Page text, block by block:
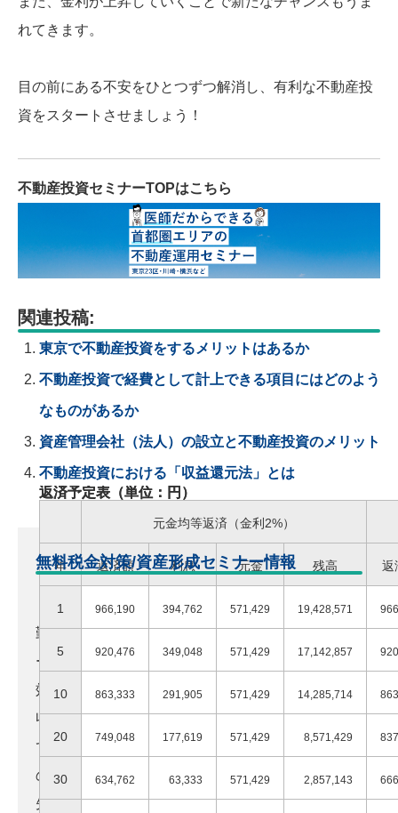
返済予定表（単位：円）
元利均等返済（金利2％）
年 返済額 利息 元金 残高 返
1 795,031 396,359 398,672 19,601,328
5 795,031 363,183 431,847 17,924,530
10 795,031 317,805 477,225 15,630,972
20 795,031 212,243 582,787 10,295,518
30 795,031 83,331 711,700 3,779,864
返済予定表（単位：円）
元金均等返済（金利2%）
年 返済額 利息 元金 残高 返
1 966,190 394,762 571,429 19,428,571
5 920,476 349,048 571,429 17,142,857
10 863,333 291,905 571,429 14,285,714
20 749,048 177,619 571,429 8,571,429
30 634,762 63,333 571,429 2,857,143
れてきます。
目の前にある不安をひとつずつ解消し、有利な不動産投
資をスタートさせましょう！
不動産投資セミナーTOPはこちら
関連投稿:
東京で不動産投資をするメリットはあるか
不動産投資で経費として計上できる項目にはどのよう
なものがあるか
資産管理会社（法人）の設立と不動産投資のメリット
不動産投資における「収益還元法」とは
無料税金対策/資産形成セミナー情報
勤務医ドットコムでは、医師の方向けに無料セミナ
ーを全国各地で開催しています。
効果的な節税の方法や相続、資産形成、副業など、
収入の多い医師の方にとって有益な情報をお伝えし
ています。セミナーでは個別相談も実施しています
ので、あわせてご活用ください。
先着順となっておりますのでお早目にお申込みくだ